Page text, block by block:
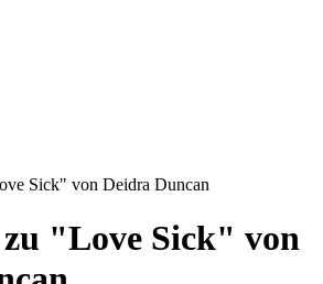
Sick" von Deidra Duncan
zu "Love Sick" von